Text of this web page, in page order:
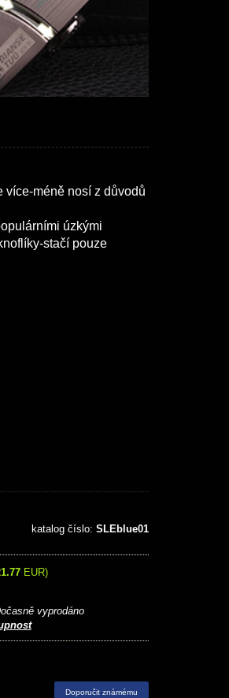
více-méně nosí z důvodů
úzkými
stačí pouze
katalog číslo: SLEblue01
EUR)
vyprodáno
Doporučit známému